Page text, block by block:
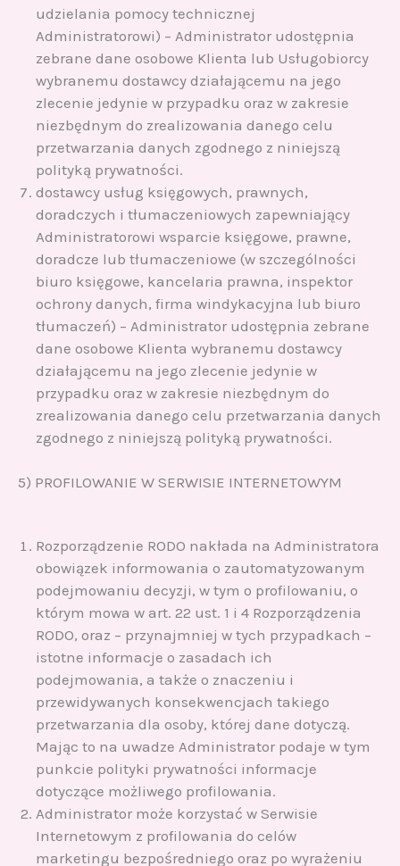
udzielania pomocy technicznej
Administratorowi) – Administrator udostępnia
zebrane dane osobowe Klienta lub Usługobiorcy
wybranemu dostawcy działającemu na jego
zlecenie jedynie w przypadku oraz w zakresie
niezbędnym do zrealizowania danego celu
przetwarzania danych zgodnego z niniejszą
polityką prywatności.
dostawcy usług księgowych, prawnych,
doradczych i tłumaczeniowych zapewniający
Administratorowi wsparcie księgowe, prawne,
doradcze lub tłumaczeniowe (w szczególności
biuro księgowe, kancelaria prawna, inspektor
ochrony danych, firma windykacyjna lub biuro
tłumaczeń) – Administrator udostępnia zebrane
dane osobowe Klienta wybranemu dostawcy
działającemu na jego zlecenie jedynie w
przypadku oraz w zakresie niezbędnym do
zrealizowania danego celu przetwarzania danych
zgodnego z niniejszą polityką prywatności.
5) PROFILOWANIE W SERWISIE INTERNETOWYM
Rozporządzenie RODO nakłada na Administratora
obowiązek informowania o zautomatyzowanym
podejmowaniu decyzji, w tym o profilowaniu, o
którym mowa w art. 22 ust. 1 i 4 Rozporządzenia
RODO, oraz – przynajmniej w tych przypadkach –
istotne informacje o zasadach ich
podejmowania, a także o znaczeniu i
przewidywanych konsekwencjach takiego
przetwarzania dla osoby, której dane dotyczą.
Mając to na uwadze Administrator podaje w tym
punkcie polityki prywatności informacje
dotyczące możliwego profilowania.
Administrator może korzystać w Serwisie
Internetowym z profilowania do celów
marketingu bezpośredniego oraz po wyrażeniu